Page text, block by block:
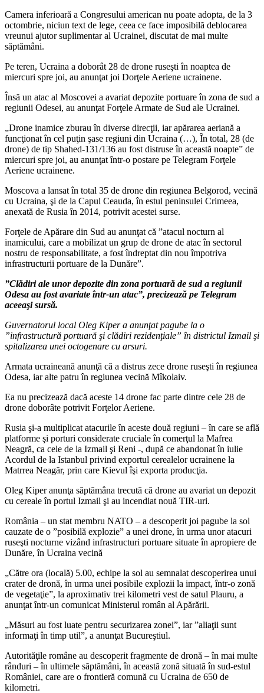
Camera inferioară a Congresului american nu poate adopta, de la 3
octombrie, niciun text de lege, ceea ce face imposibilă deblocarea
vreunui ajutor suplimentar al Ucrainei, discutat de mai multe
săptămâni.
Pe teren, Ucraina a doborât 28 de drone ruseşti în noaptea de
miercuri spre joi, au anunţat joi Dorţele Aeriene ucrainene.
Însă un atac al Moscovei a avariat depozite portuare în zona de sud a
regiunii Odesei, au anunţat Forţele Armate de Sud ale Ucrainei.
„Drone inamice zburau în diverse direcţii, iar apărarea aeriană a
funcţionat în cel puţin şase regiuni din Ucraina (…), În total, 28 (de
drone) de tip Shahed-131/136 au fost distruse în această noapte” de
miercuri spre joi, au anunţat într-o postare pe Telegram Forţele
Aeriene ucrainene.
Moscova a lansat în total 35 de drone din regiunea Belgorod, vecină
cu Ucraina, şi de la Capul Ceauda, în estul peninsulei Crimeea,
anexată de Rusia în 2014, potrivit acestei surse.
Forţele de Apărare din Sud au anunţat că ”atacul nocturn al
inamicului, care a mobilizat un grup de drone de atac în sectorul
nostru de responsabilitate, a fost îndreptat din nou împotriva
infrastructurii portuare de la Dunăre”.
”Clădiri ale unor depozite din zona portuară de sud a regiunii
Odesa au fost avariate într-un atac”, precizează pe Telegram
aceeaşi sursă.
Guvernatorul local Oleg Kiper a anunţat pagube la o
”infrastructură portuară şi clădiri rezidenţiale” în districtul Izmail şi
spitalizarea unei octogenare cu arsuri.
Armata ucraineană anunţă că a distrus zece drone ruseşti în regiunea
Odesa, iar alte patru în regiunea vecină Mîkolaiv.
Ea nu precizează dacă aceste 14 drone fac parte dintre cele 28 de
drone doborâte potrivit Forţelor Aeriene.
Rusia şi-a multiplicat atacurile în aceste două regiuni – în care se află
platforme şi porturi considerate cruciale în comerţul la Mafrea
Neagră, ca cele de la Izmail şi Reni -, după ce abandonat în iulie
Acordul de la Istanbul privind exportul cerealelor ucrainene la
Matrrea Neagăr, prin care Kievul îşi exporta producţia.
Oleg Kiper anunţa săptămâna trecută că drone au avariat un depozit
cu cereale în portul Izmail şi au incendiat nouă TIR-uri.
România – un stat membru NATO – a descoperit joi pagube la sol
cauzate de o ”posibilă explozie” a unei drone, în urma unor atacuri
ruseşti nocturne vizând infrastructuri portuare situate în apropiere de
Dunăre, în Ucraina vecină
„Către ora (locală) 5.00, echipe la sol au semnalat descoperirea unui
crater de dronă, în urma unei posibile explozii la impact, într-o zonă
de vegetaţie”, la aproximativ trei kilometri vest de satul Plauru, a
anunţat într-un comunicat Ministerul român al Apărării.
„Măsuri au fost luate pentru securizarea zonei”, iar ”aliaţii sunt
informaţi în timp util”, a anunţat Bucureştiul.
Autorităţile române au descoperit fragmente de dronă – în mai multe
rânduri – în ultimele săptămâni, în această zonă situată în sud-estul
României, care are o frontieră comună cu Ucraina de 650 de
kilometri.